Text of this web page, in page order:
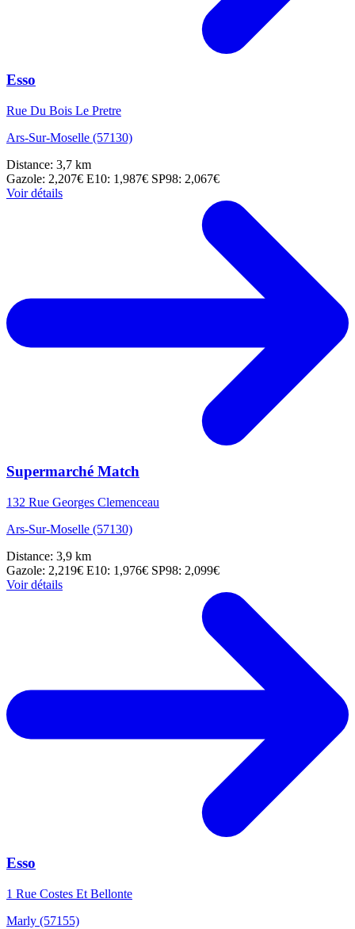
Esso
Rue Du Bois Le Pretre
Ars-Sur-Moselle (57130)
Distance: 3,7 km
Gazole: 2,207€ E10: 1,987€ SP98: 2,067€
Voir détails
Supermarché Match
132 Rue Georges Clemenceau
Ars-Sur-Moselle (57130)
Distance: 3,9 km
Gazole: 2,219€ E10: 1,976€ SP98: 2,099€
Voir détails
Esso
1 Rue Costes Et Bellonte
Marly (57155)